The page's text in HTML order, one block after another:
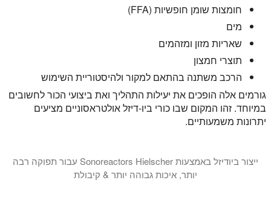
חומצות שומן חופשיות (FFA)
מים
שאריות מזון ומזהמים
תוצרי חמצון
הרכב משתנה בהתאם למקור ולהיסטוריית השימוש
גורמים אלה הופכים את יעילות התהליך ואת ביצועי הכור לחשובים
במיוחד. זהו המקום שבו כורי ביו-דיזל אולטראסוניים מציעים
יתרונות משמעותיים.
ייצור ביודיזל באמצעות Sonoreactors Hielscher עבור תפוקה רבה
יותר, איכות גבוהה יותר & קיבולת